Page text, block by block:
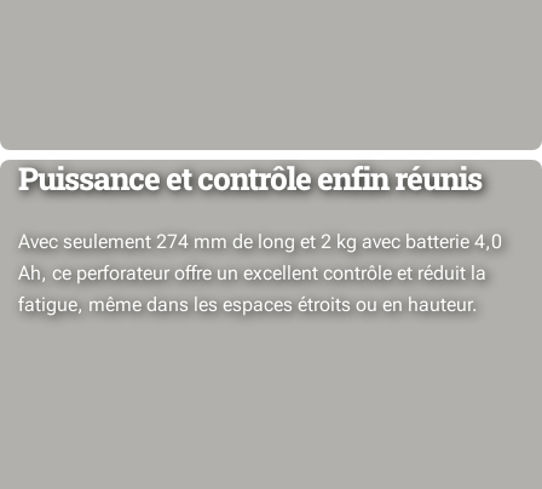
Puissance et contrôle enfin réunis
Avec seulement 274 mm de long et 2 kg avec batterie 4,0
Ah, ce perforateur offre un excellent contrôle et réduit la
fatigue, même dans les espaces étroits ou en hauteur.